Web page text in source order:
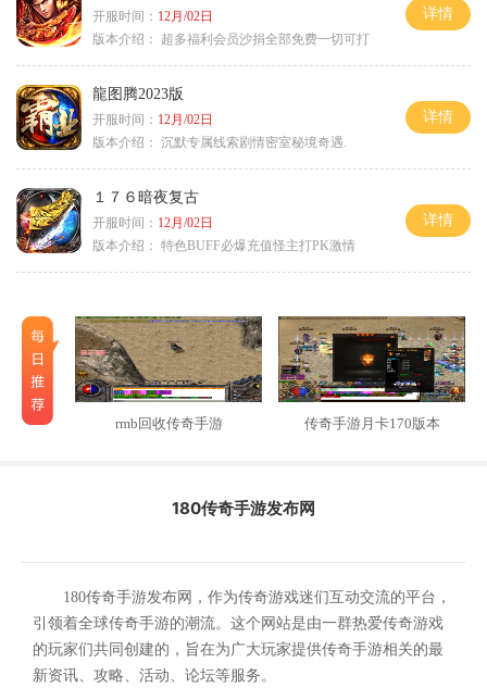
开服时间： 12月/02日
版本介绍：
超多福利会员沙捐全部免费一切可打
详情
龍图腾2023版
开服时间： 12月/02日
版本介绍： 沉默专属线索剧情密室秘境奇遇.
详情
１７６暗夜复古
开服时间： 12月/02日
版本介绍： 特色BUFF必爆充值怪主打PK激情
详情
rmb回收传奇手游 传奇手游月卡170版本
180传奇手游发布网
180传奇手游发布网，作为传奇游戏迷们互动交流的平台，
引领着全球传奇手游的潮流。这个网站是由一群热爱传奇游戏
的玩家们共同创建的，旨在为广大玩家提供传奇手游相关的最
新资讯、攻略、活动、论坛等服务。